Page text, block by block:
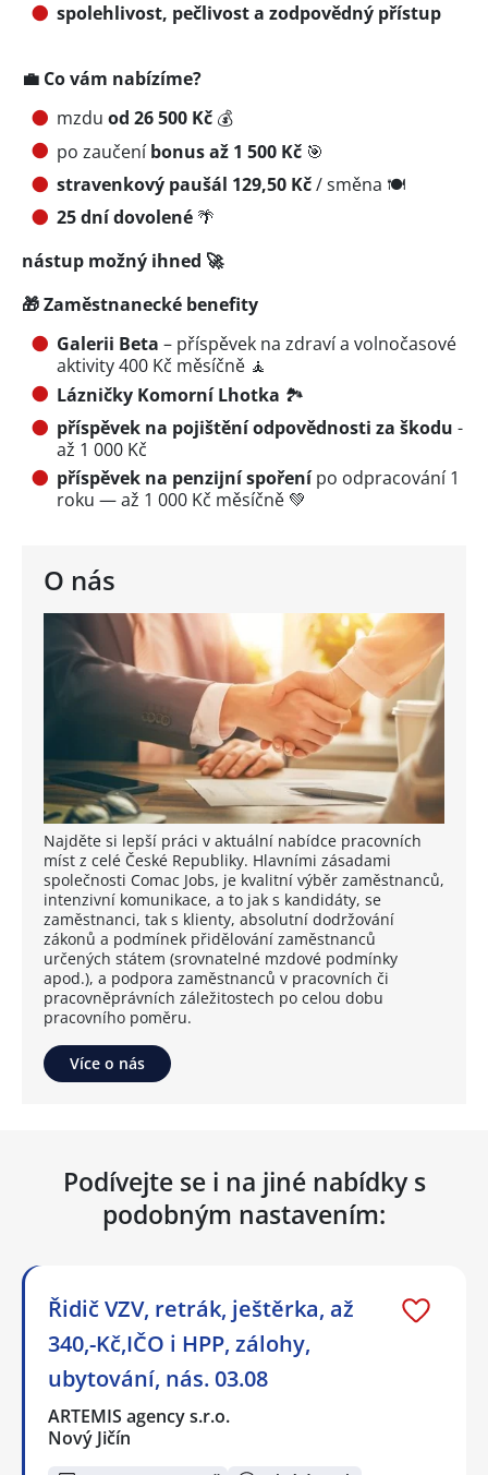
O nás
Najděte si lepší práci v aktuální nabídce pracovních
míst z celé České Republiky. Hlavními zásadami
společnosti Comac Jobs, je kvalitní výběr zaměstnanců,
intenzivní komunikace, a to jak s kandidáty, se
zaměstnanci, tak s klienty, absolutní dodržování
zákonů a podmínek přidělování zaměstnanců
určených státem (srovnatelné mzdové podmínky
apod.), a podpora zaměstnanců v pracovních či
pracovněprávních záležitostech po celou dobu
pracovního poměru.
Více o nás
spolehlivost, pečlivost a zodpovědný přístup
💼 Co vám nabízíme?
mzdu od 26 500 Kč 💰
po zaučeníbonus až 1 500 Kč 🎯
stravenkový paušál 129,50 Kč/ směna 🍽️
25 dní dovolené 🌴
nástup možný ihned 🚀
🎁 Zaměstnanecké benefity
Galerii Beta – příspěvek na zdraví a volnočasové
aktivity 400 Kč měsíčně 🧘
Lázničky Komorní Lhotka 🏞️
příspěvek na pojištění odpovědnosti za škodu -
až 1 000 Kč
příspěvek na penzijní spořenípo odpracování 1
roku — až 1 000 Kč měsíčně 💚
Podívejte se i na jiné nabídky s
podobným nastavením:
Řidič VZV, retrák, ještěrka, až
340,-Kč,IČO i HPP, zálohy,
ubytování, nás. 03.08
ARTEMIS agency s.r.o.
Nový Jičín